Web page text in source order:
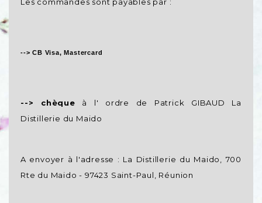
--> CB Visa, Mastercard
--> chèque à l' ordre de Patrick GIBAUD La
Distillerie du Maido
A envoyer à l'adresse : La Distillerie du Maido, 700
Rte du Maido - 97423 Saint-Paul, Réunion